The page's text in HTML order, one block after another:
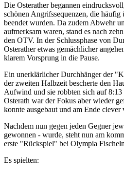
Die Osterather begannen
schönen Angrifssequenzen, die
beendet wurden. Da zudem Abwehr
aufmerksam waren, stand es nach
den OTV. In der Schlussphase von
Osterather etwas gemächlicher
klarem Vorsprung in die Pause.
Ein unerklärlicher Durchhänger der
der zweiten Halbzeit bescherte den
Aufwind und sie robbten sich auf
Osterath war der Fokus aber wieder
konnte ausgebaut und am Ende clever
Nachdem nun gegen jeden Gegner
gewonnen - wurde, steht nun am
erste "Rückspiel" bei Olympia
Es spielten: